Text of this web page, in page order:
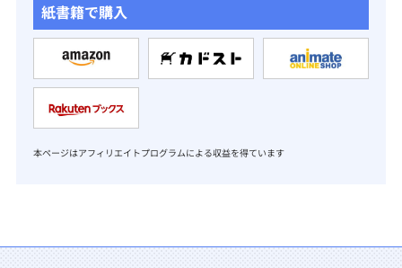
紙書籍で購入
本ページはアフィリエイトプログラムによる収益を得ています